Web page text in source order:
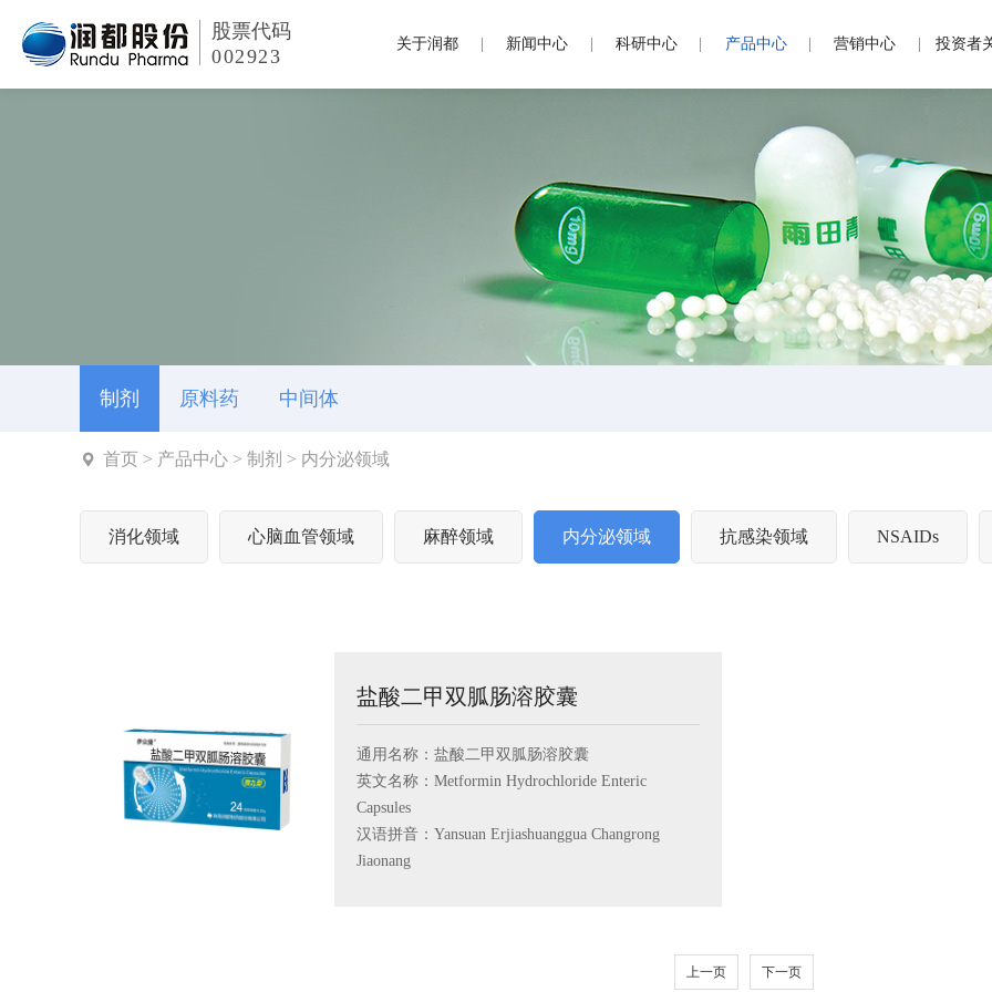
股票代码
002923
关于润都 新闻中心 科研中心 产品中心 营销中心 投资者
制剂 原料药 中间体
首页 > 产品中心 > 制剂 > 内分泌领域
消化领域 心脑血管领域 麻醉领域 内分泌领域 抗感染领域 NSAIDs
盐酸二甲双胍肠溶胶囊
通用名称：盐酸二甲双胍肠溶胶囊
英文名称：Metformin Hydrochloride Enteric
Capsules
汉语拼音：Yansuan Erjiashuanggua Changrong
Jiaonang
上一页 下一页